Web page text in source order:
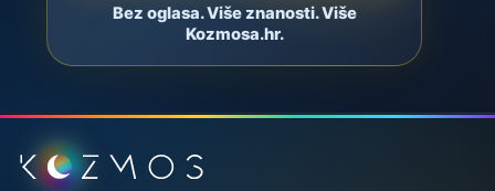
Bez oglasa. Više znanosti. Više
Kozmosa.hr.
Podnožje stranice